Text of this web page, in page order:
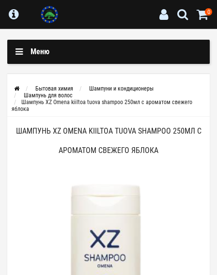
0
Меню
Бытовая химия
Шампуни и кондиционеры
Шампунь для волос
Шампунь XZ Omena kiiltoa tuova shampoo 250мл с ароматом свежего
яблока
ШАМПУНЬ XZ OMENA KIILTOA TUOVA SHAMPOO 250МЛ С
АРОМАТОМ СВЕЖЕГО ЯБЛОКА